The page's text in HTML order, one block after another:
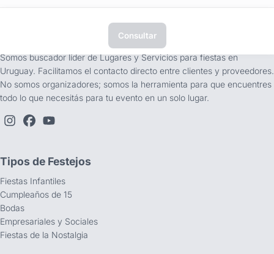
Consultar
Somos buscador líder de Lugares y Servicios para fiestas en
Uruguay. Facilitamos el contacto directo entre clientes y proveedores.
No somos organizadores; somos la herramienta para que encuentres
todo lo que necesitás para tu evento en un solo lugar.
Tipos de Festejos
Fiestas Infantiles
Cumpleaños de 15
Bodas
Empresariales y Sociales
Fiestas de la Nostalgia